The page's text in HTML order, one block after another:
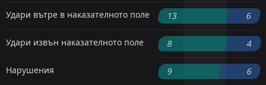
Удари вътре в наказателното поле 13 6
Удари извън наказателното поле 8 4
Нарушения 9 6